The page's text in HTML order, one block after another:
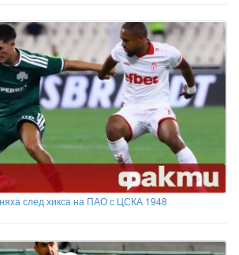
след хикса на ПАО с ЦСКА 1948